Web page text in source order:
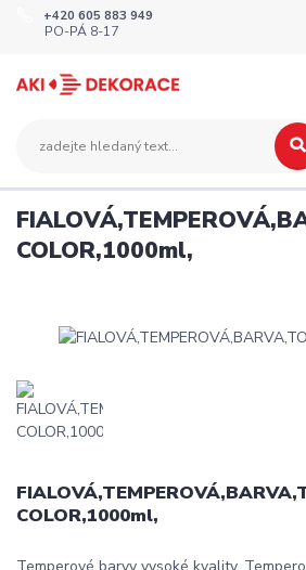
+420 605 883 949
PO-PÁ 8-17
COLOR,1000ml,
COLOR,1000ml,